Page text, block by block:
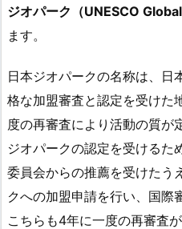
ジオパーク（UNESCO
ます。
日本ジオパークの名称は、日
格な加盟審査と認定を受けた
度の再審査により活動の質が
ジオパークの認定を受けるた
委員会からの推薦を受けたう
クへの加盟申請を行い、国際
こちらも4年に一度の再審査が